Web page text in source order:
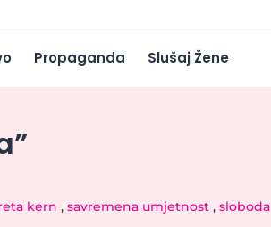
Propaganda Slušaj Žene
kern ,savremena umjetnost ,sloboda